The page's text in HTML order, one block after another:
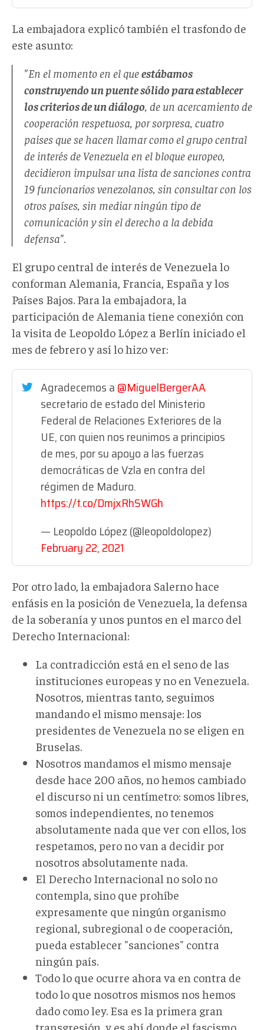
La embajadora explicó también el trasfondo de
este asunto:
"En el momento en el queestábamos
construyendo un puente sólido para establecer
los criterios de un diálogo , de un acercamiento de
cooperación respetuosa, por sorpresa, cuatro
países que se hacen llamar como el grupo central
de interés de Venezuela en el bloque europeo,
decidieron impulsar una lista de sanciones contra
19 funcionarios venezolanos, sin consultar con los
otros países, sin mediar ningún tipo de
comunicación y sin el derecho a la debida
defensa".
El grupo central de interés de Venezuela lo
conforman Alemania, Francia, España y los
Países Bajos. Para la embajadora, la
participación de Alemania tiene conexión con
la visita de Leopoldo López a Berlín iniciado el
mes de febrero y así lo hizo ver:
Agradecemos a@MiguelBergerAA
secretario de estado del Ministerio
Federal de Relaciones Exteriores de la
UE, con quien nos reunimos a principios
de mes, por su apoyo a las fuerzas
democráticas de Vzla en contra del
régimen de Maduro.
https://t.co/DmjxRhSWGh
— Leopoldo López (@leopoldolopez)
February 22, 2021
Por otro lado, la embajadora Salerno hace
enfásis en la posición de Venezuela, la defensa
de la soberanía y unos puntos en el marco del
Derecho Internacional:
La contradicción está en el seno de las
instituciones europeas y no en Venezuela.
Nosotros, mientras tanto, seguimos
mandando el mismo mensaje: los
presidentes de Venezuela no se eligen en
Bruselas.
Nosotros mandamos el mismo mensaje
desde hace 200 años, no hemos cambiado
el discurso ni un centímetro: somos libres,
somos independientes, no tenemos
absolutamente nada que ver con ellos, los
respetamos, pero no van a decidir por
nosotros absolutamente nada.
El Derecho Internacional no solo no
contempla, sino que prohíbe
expresamente que ningún organismo
regional, subregional o de cooperación,
pueda establecer "sanciones" contra
ningún país.
Todo lo que ocurre ahora va en contra de
todo lo que nosotros mismos nos hemos
dado como ley. Esa es la primera gran
transgresión, y es ahí donde el fascismo